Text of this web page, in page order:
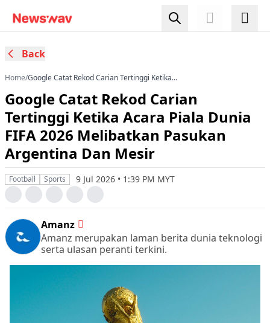
Back
Home/Google Catat Rekod Carian Tertinggi Ketika
Pasukan Argentina Dan Mesir
Google Catat Rekod Carian
Tertinggi Ketika Acara Piala Dunia
FIFA 2026 Melibatkan Pasukan
Argentina Dan Mesir
Football Sports 9 Jul 2026 • 1:39 PM MYT
Amanz
Amanz merupakan laman berita dunia teknologi
serta ulasan peranti terkini.